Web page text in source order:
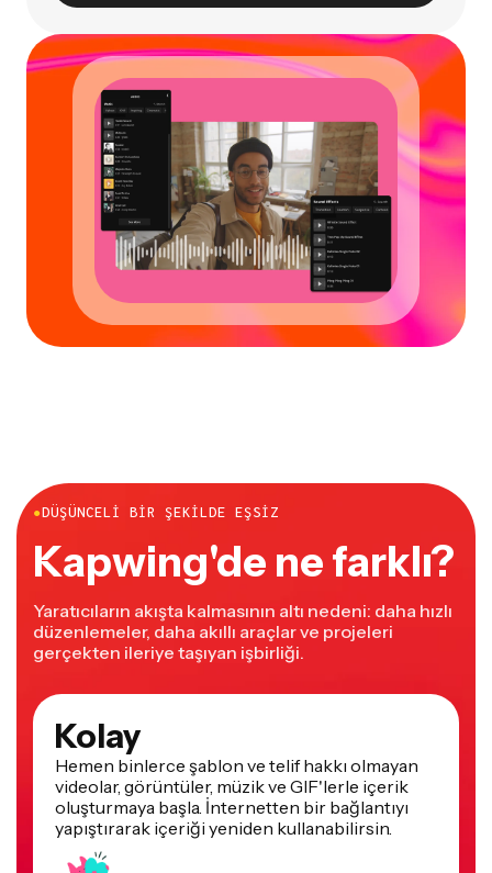
●DÜŞÜNCELI BIR ŞEKILDE EŞSIZ
Kapwing'de ne farklı?
Yaratıcıların akışta kalmasının altı nedeni: daha hızlı
düzenlemeler, daha akıllı araçlar ve projeleri
gerçekten ileriye taşıyan işbirliği.
Kolay
Hemen binlerce şablon ve telif hakkı olmayan
videolar, görüntüler, müzik ve GIF'lerle içerik
oluşturmaya başla. İnternetten bir bağlantıyı
yapıştırarak içeriği yeniden kullanabilirsin.